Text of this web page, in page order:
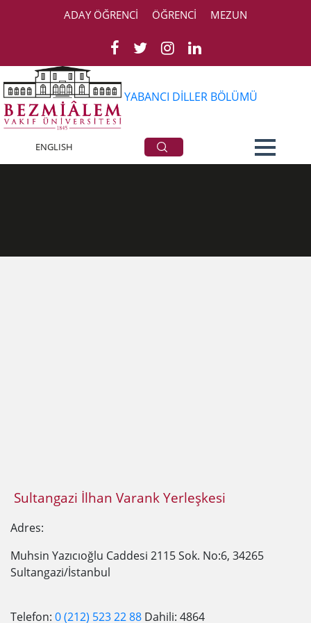
ADAY ÖĞRENCİ ÖĞRENCİ MEZUN
YABANCI DİLLER BÖLÜMÜ
ENGLISH İletişim
Sultangazi İlhan Varank Yerleşkesi
Adres:
Muhsin Yazıcıoğlu Caddesi 2115 Sok. No:6, 34265
Sultangazi/İstanbul
Telefon: 0 (212) 523 22 88 Dahili: 4864